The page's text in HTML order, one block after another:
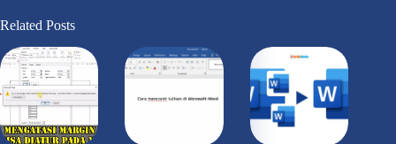
Related Posts